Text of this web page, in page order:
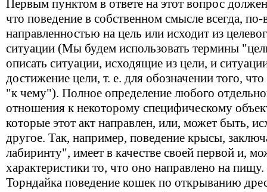
Первым пунктом в ответе на этот вопрос
что поведение в собственном смысле всегда,
направленностью на цель или исходит из
ситуации (Мы будем использовать термины
описать ситуации, исходящие из цели, и
достижение цели, т. е. для обозначении того,
"к чему"). Полное определение любого
отношения к некоторому специфическому
которые этот акт направлен, или, может быть,
другое. Так, например, поведение крысы,
лабиринту", имеет в качестве своей первой и,
характеристики то, что оно направлено на
Торндайка поведение кошек по открыванию